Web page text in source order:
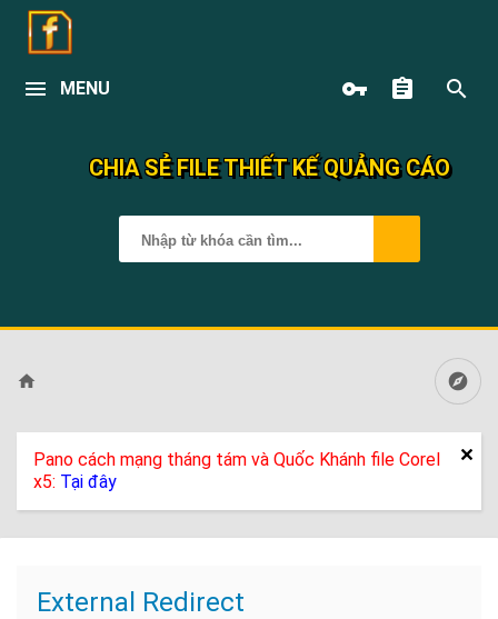
MENU
CHIA SẺ FILE THIẾT KẾ QUẢNG CÁO
Pano cách mạng tháng tám và Quốc Khánh file Corel
x5: Tại đây
External Redirect